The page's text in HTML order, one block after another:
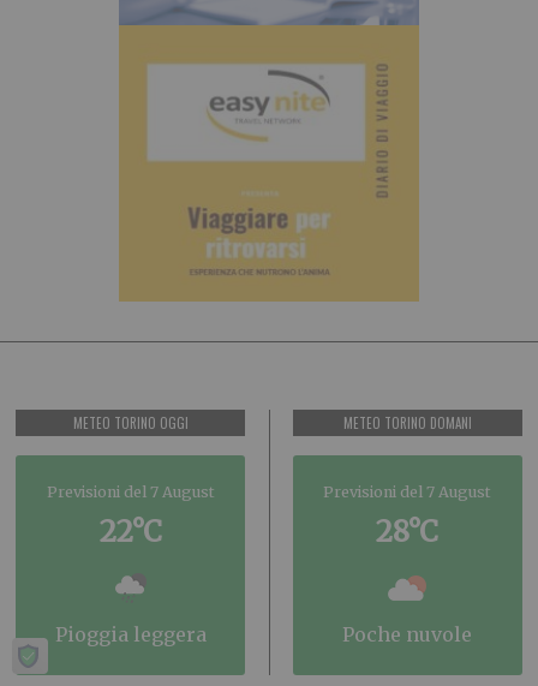
METEO TORINO OGGI
Previsioni del 7 August
22°C
pioggia leggera
METEO TORINO DOMANI
Previsioni del 7 August
28°C
poche nuvole